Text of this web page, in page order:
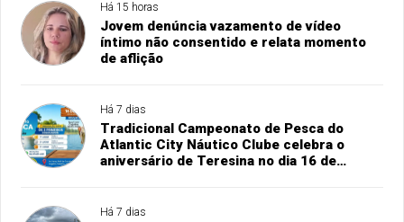
Há 15 horas
Jovem denúncia vazamento de vídeo
íntimo não consentido e relata momento
de aflição
Há 7 dias
Tradicional Campeonato de Pesca do
Atlantic City Náutico Clube celebra o
aniversário de Teresina no dia 16 de
Há 7 dias